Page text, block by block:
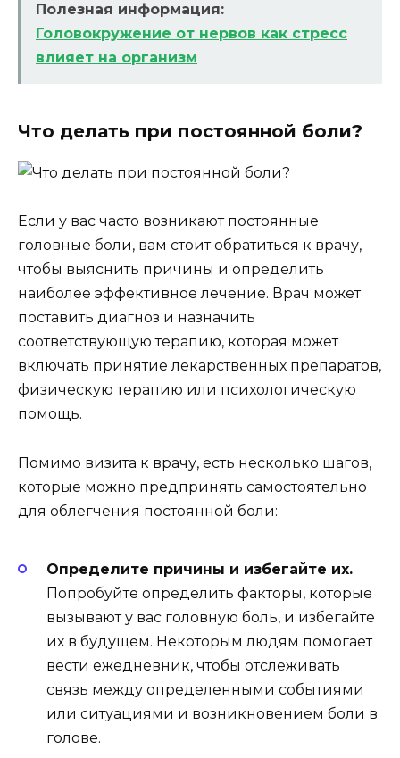
Полезная информация:
Головокружение от нервов как стресс
влияет на организм
Что делать при постоянной боли?
Если у вас часто возникают постоянные
головные боли, вам стоит обратиться к врачу,
чтобы выяснить причины и определить
наиболее эффективное лечение. Врач может
поставить диагноз и назначить
соответствующую терапию, которая может
включать принятие лекарственных препаратов,
физическую терапию или психологическую
помощь.
Помимо визита к врачу, есть несколько шагов,
которые можно предпринять самостоятельно
для облегчения постоянной боли:
Определите причины и избегайте их.
Попробуйте определить факторы, которые
вызывают у вас головную боль, и избегайте
их в будущем. Некоторым людям помогает
вести ежедневник, чтобы отслеживать
связь между определенными событиями
или ситуациями и возникновением боли в
голове.